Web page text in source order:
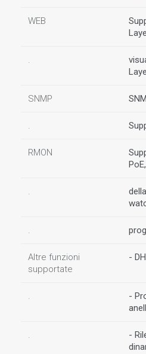
WEB
.
SNMP
.
RMON
.
.
Altre funzioni
supportate
-
.
-
.
-